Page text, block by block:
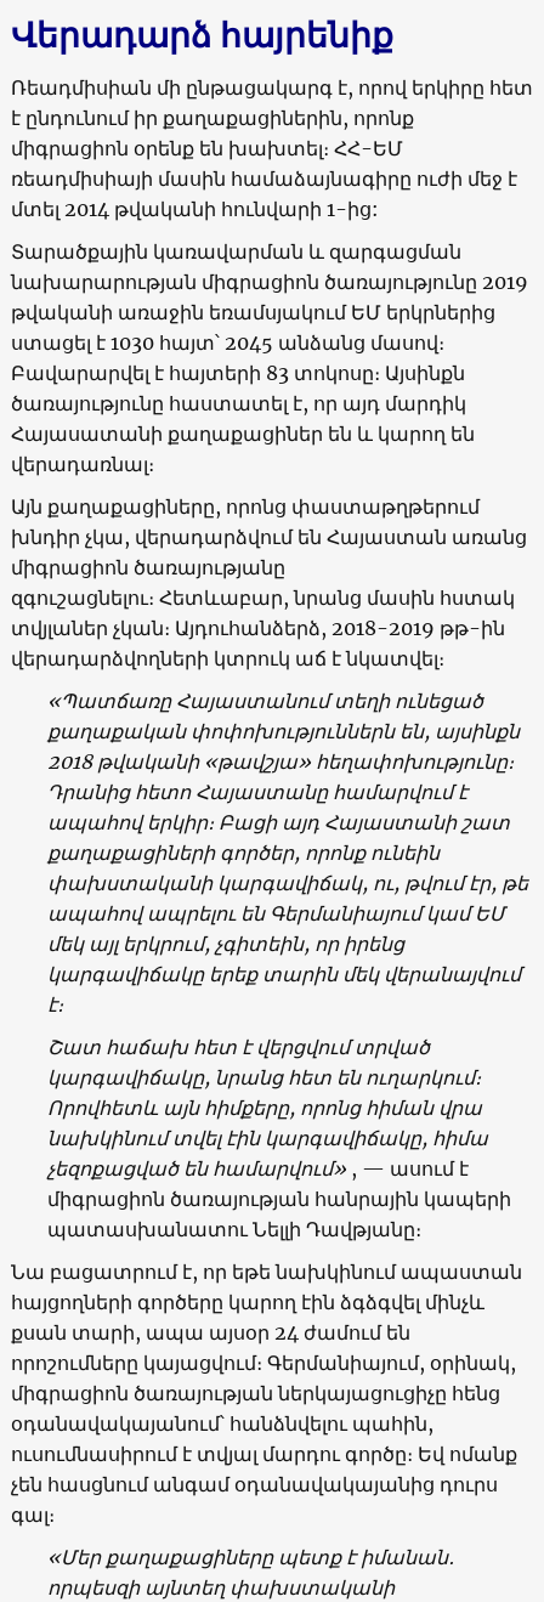
Վերադարձ հայրենիք
Ռեադմիսիան մի ընթացակարգ է, որով երկիրը հետ
է ընդունում իր քաղաքացիներին, որոնք
միգրացիոն օրենք են խախտել։ ՀՀ-ԵՄ
ռեադմիսիայի մասին համաձայնագիրը ուժի մեջ է
մտել 2014 թվականի հունվարի 1-ից:
Տարածքային կառավարման և զարգացման
նախարարության միգրացիոն ծառայությունը 2019
թվականի առաջին եռամսյակում ԵՄ երկրներից
ստացել է 1030 հայտ՝ 2045 անձանց մասով։
Բավարարվել է հայտերի 83 տոկոսը։ Այսինքն
ծառայությունը հաստատել է, որ այդ մարդիկ
Հայասատանի քաղաքացիներ են և կարող են
վերադառնալ։
Այն քաղաքացիները, որոնց փաստաթղթերում
խնդիր չկա, վերադարձվում են Հայաստան առանց
միգրացիոն ծառայությանը
զգուշացնելու։ Հետևաբար, նրանց մասին հստակ
տվյլաներ չկան։ Այդուհանձերձ, 2018-2019 թթ-ին
վերադարձվողների կտրուկ աճ է նկատվել։
«Պատճառը Հայաստանում տեղի ունեցած
քաղաքական փոփոխություններն են, այսինքն
2018 թվականի «թավշյա» հեղափոխությունը։
Դրանից հետո Հայաստանը համարվում է
ապահով երկիր։ Բացի այդ Հայաստանի շատ
քաղաքացիների գործեր, որոնք ունեին
փախստականի կարգավիճակ, ու, թվում էր, թե
ապահով ապրելու են Գերմանիայում կամ ԵՄ
մեկ այլ երկրում, չգիտեին, որ իրենց
կարգավիճակը երեք տարին մեկ վերանայվում
է։
Շատ հաճախհետէ վերցվում տրված
կարգավիճակը, նրանցհետ են ուղարկում։
Որովհետև այն հիմքերը, որոնց հիման վրա
նախկինումտվել էին կարգավիճակը, հիմա
չեզոքացված են համարվում», — ասում է
միգրացիոն ծառայության հանրային կապերի
պատասխանատու Նելլի Դավթյանը։
Նա բացատրում է, որ եթե նախկինում ապաստան
հայցողների գործերը կարող էին ձգձգվել մինչև
քսան տարի, ապա այսօր 24 ժամում են
որոշումները կայացվում։ Գերմանիայում, օրինակ,
միգրացիոն ծառայության ներկայացուցիչը հենց
օդանավակայանում՝ հանձնվելու պահին,
ուսումնասիրում է տվյալ մարդու գործը։ Եվ ոմանք
չեն հասցնում անգամ օդանավակայանից դուրս
գալ։
«Մեր քաղաքացիները պետք է իմանան․
որպեսզի այնտեղ փախստականի